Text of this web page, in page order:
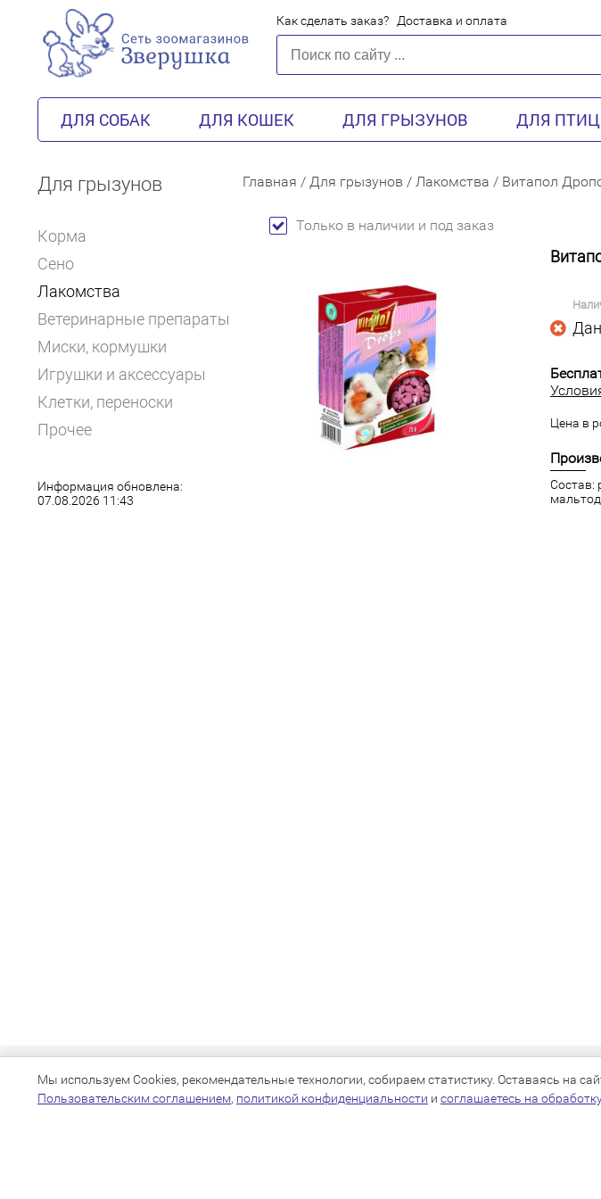
Как сделать заказ? Доставка и оплата
ДЛЯ СОБАК ДЛЯ КОШЕК ДЛЯ ГРЫЗУНОВ ДЛЯ ПТИЦ
Для грызунов
Корма
Сено
Лакомства
Ветеринарные препараты
Миски, кормушки
Игрушки и аксессуары
Клетки, переноски
Прочее
Информация обновлена:
07.08.2026 11:43
Главная / Для грызунов / Лакомства / Витапол
Только в наличии и под заказ
Цена в
Состав:
КАТАЛОГ
Для собак
Мы используем Cookies, рекомендательные технологии, собираем статистику. Оставаясь на
Пользовательским соглашением, политикой конфиденциальности и соглашаетесь на